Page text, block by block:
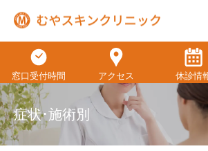
窓口受付時間 アクセス 休診情
症状･施術別